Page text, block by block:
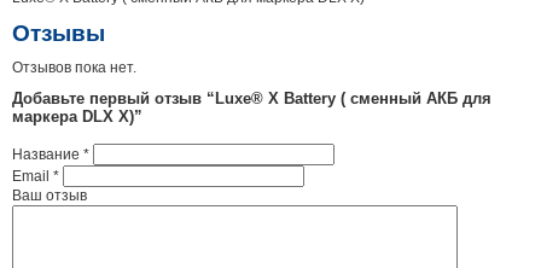
Отзывы
Отзывов пока нет.
Добавьте первый отзыв “Luxe® X Battery ( сменный АКБ для
маркера DLX X)”
Название *
Email *
Ваш отзыв